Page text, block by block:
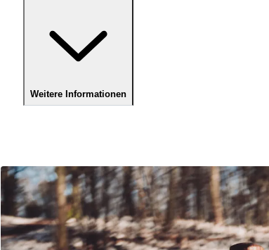
Weitere Informationen